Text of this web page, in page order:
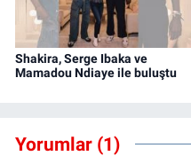
Shakira, Serge Ibaka ve
Mamadou Ndiaye ile buluştu
Yorumlar (1)